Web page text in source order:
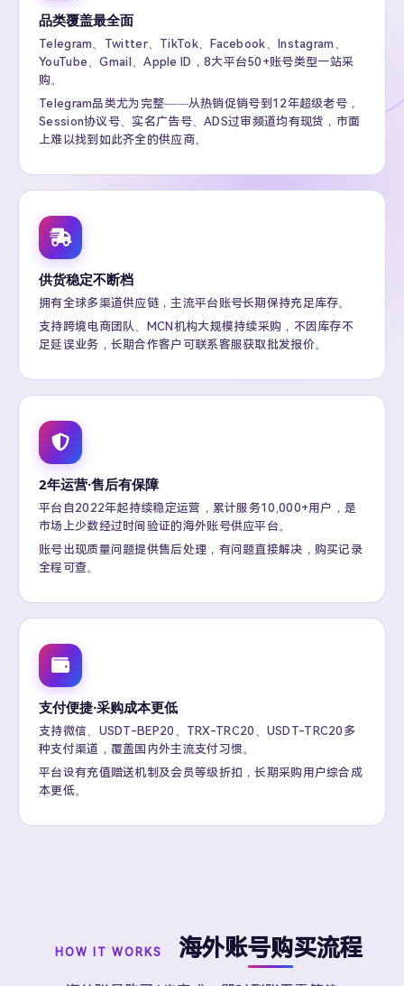
品类覆盖最全面
Telegram、Twitter、TikTok、Facebook、Instagram、
YouTube、Gmail、Apple ID，8大平台50+账号类型一站采
购。
Telegram品类尤为完整——从热销促销号到12年超级老号，
Session协议号、实名广告号、ADS过审频道均有现货，市面
上难以找到如此齐全的供应商。
供货稳定不断档
拥有全球多渠道供应链，主流平台账号长期保持充足库存。
支持跨境电商团队、MCN机构大规模持续采购，不因库存不
足延误业务，长期合作客户可联系客服获取批发报价。
2年运营·售后有保障
平台自2022年起持续稳定运营，累计服务10,000+用户，是
市场上少数经过时间验证的海外账号供应平台。
账号出现质量问题提供售后处理，有问题直接解决，购买记录
全程可查。
支付便捷·采购成本更低
支持微信、USDT-BEP20、TRX-TRC20、USDT-TRC20多
种支付渠道，覆盖国内外主流支付习惯。
平台设有充值赠送机制及会员等级折扣，长期采购用户综合成
本更低。
HOW IT WORKS 海外账号购买流程